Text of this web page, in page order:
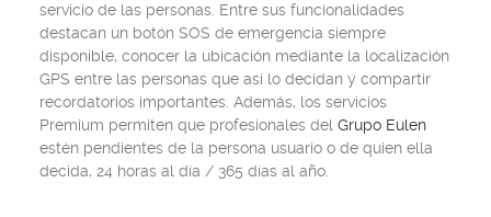
servicio de las personas. Entre sus funcionalidades
destacan un botón SOS de emergencia siempre
disponible, conocer la ubicación mediante la localización
GPS entre las personas que así lo decidan y compartir
recordatorios importantes. Además, los servicios
Premium permiten que profesionales del Grupo Eulen
estén pendientes de la persona usuario o de quien ella
decida, 24 horas al día / 365 días al año.